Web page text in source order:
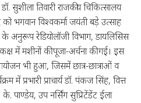
सुशीला तिवारी राजकीय चिकित्सालय
भगवान विश्वकर्मा जयंती बड़े उत्साह
अनुरूप रेडियोलॉजी विभाग, डायलिसिस
में मशीनों की पूजा-अर्चना की गई। इस
भी हुआ, जिसमें छात्र-छात्राओं व
में प्रभारी प्राचार्य डॉ. पंकज सिंह, वित्त
पाण्डेय, उप नर्सिंग सुप्रिटेंडेंट ईला